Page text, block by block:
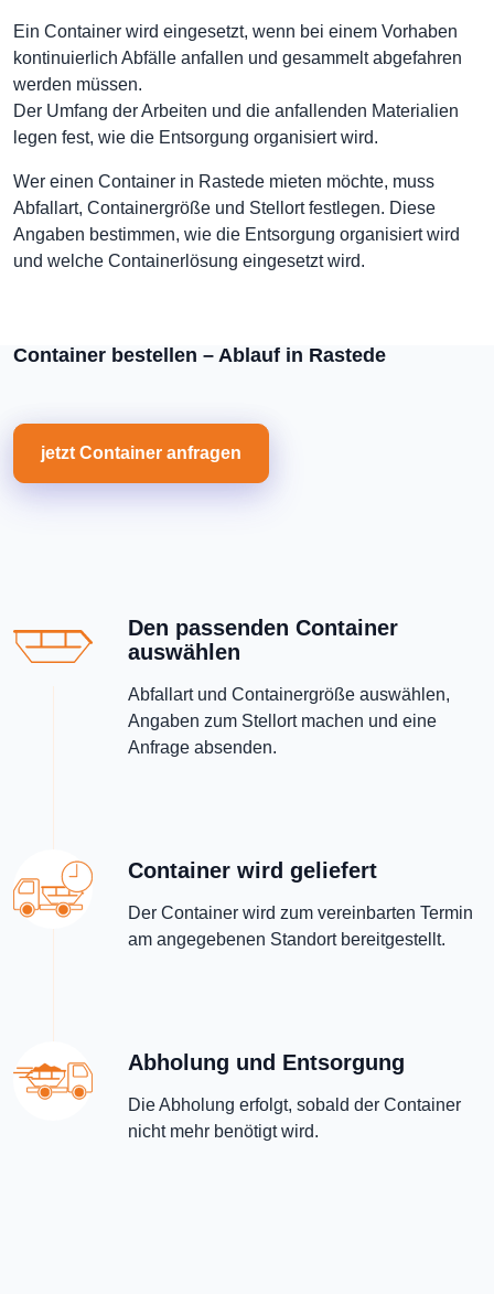
Ein Container wird eingesetzt, wenn bei einem Vorhaben
kontinuierlich Abfälle anfallen und gesammelt abgefahren
werden müssen.
Der Umfang der Arbeiten und die anfallenden Materialien
legen fest, wie die Entsorgung organisiert wird.
Wer einen Container in Rastede mieten möchte, muss
Abfallart, Containergröße und Stellort festlegen. Diese
Angaben bestimmen, wie die Entsorgung organisiert wird
und welche Containerlösung eingesetzt wird.
Container bestellen – Ablauf in Rastede
jetzt Container anfragen
Den passenden Container
auswählen
Abfallart und Containergröße auswählen,
Angaben zum Stellort machen und eine
Anfrage absenden.
Container wird geliefert
Der Container wird zum vereinbarten Termin
am angegebenen Standort bereitgestellt.
Abholung und Entsorgung
Die Abholung erfolgt, sobald der Container
nicht mehr benötigt wird.